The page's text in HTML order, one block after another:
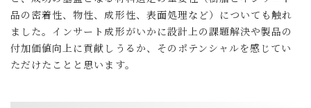
品の密着性、物性、成形性、表面処理など）についても触れ
ました。インサート成形がいかに設計上の課題解決や製品の
付加価値向上に貢献しうるか、そのポテンシャルを感じてい
ただけたことと思います。